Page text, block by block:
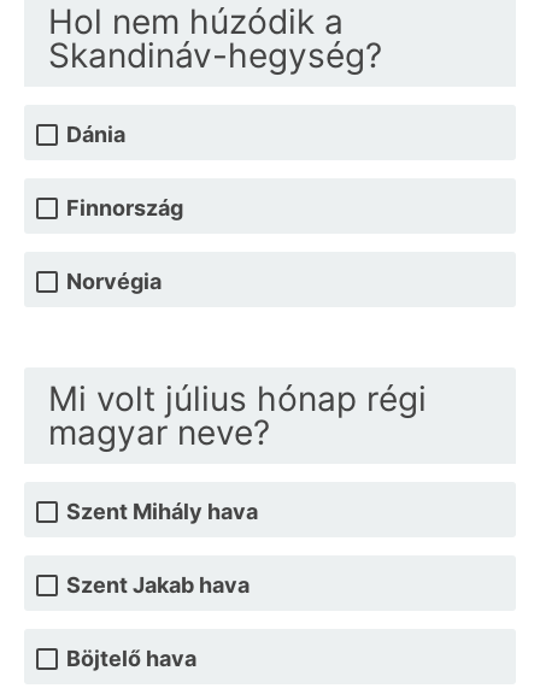
Hol nem húzódik a
Skandináv-hegység?
Dánia
Finnország
Norvégia
Mi volt július hónap régi
magyar neve?
Szent Mihály hava
Szent Jakab hava
Böjtelő hava